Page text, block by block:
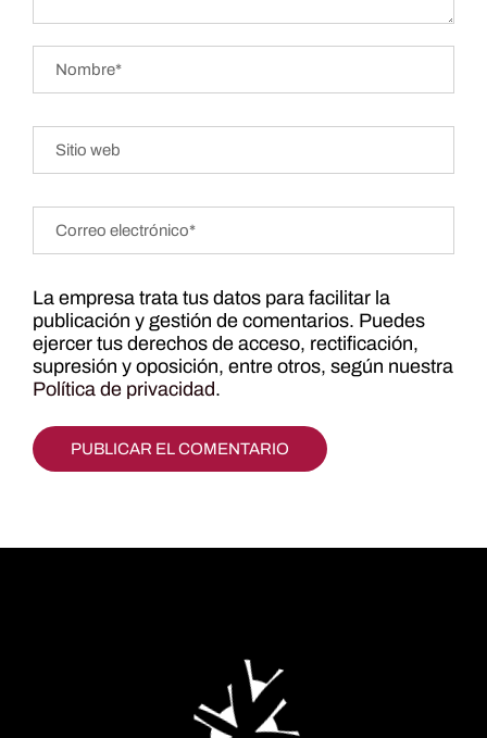
La empresa trata tus datos para facilitar la
publicación y gestión de comentarios. Puedes
ejercer tus derechos de acceso, rectificación,
supresión y oposición, entre otros, según nuestra
Política de privacidad.